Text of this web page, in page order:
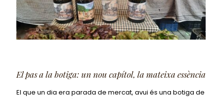
El pas a la botiga: un nou capítol, la mateixa essència
El que un dia era parada de mercat, avui és una botiga de